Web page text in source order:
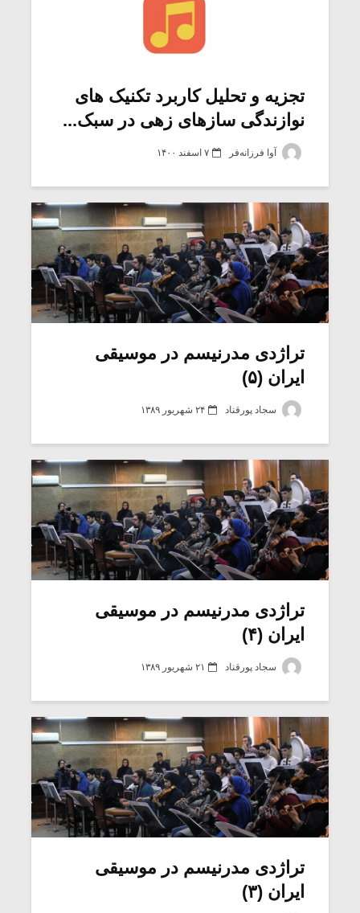
تجزیه و تحلیل کاربرد تکنیک های
نوازندگی سازهای زهی در سبک...
آوا فرزانه‌فر ۷ اسفند ۱۴۰۰
تراژدی مدرنیسم در موسیقی
ایران (۵)
سجاد پورقناد ۲۴ شهریور ۱۳۸۹
تراژدی مدرنیسم در موسیقی
ایران (۴)
سجاد پورقناد ۲۱ شهریور ۱۳۸۹
تراژدی مدرنیسم در موسیقی
ایران (۳)